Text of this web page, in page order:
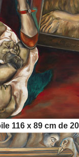
116 x 89 cm de